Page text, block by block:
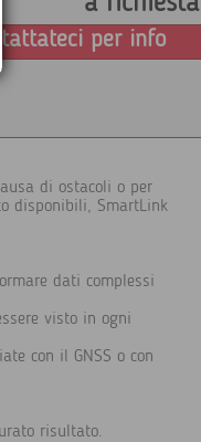
per info
di ostacoli o per
disponibili, SmartLink
dati complessi
visto in ogni
con il GNSS o con
risultato.